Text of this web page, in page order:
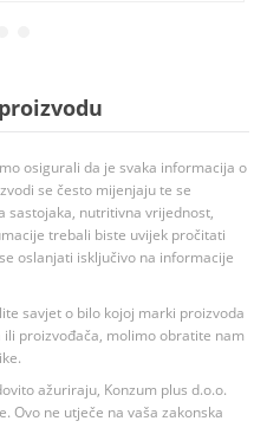
osigurali da je svaka informacija o
se često mijenjaju te se
sastojaka, nutritivna vrijednost,
trebali biste uvijek pročitati
oslanjati isključivo na informacije
savjet o bilo kojoj marki proizvoda
proizvođača, molimo obratite nam
ažuriraju, Konzum plus d.o.o.
Ovo ne utječe na vaša zakonska